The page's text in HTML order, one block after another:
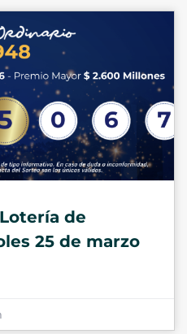
de
25 de marzo